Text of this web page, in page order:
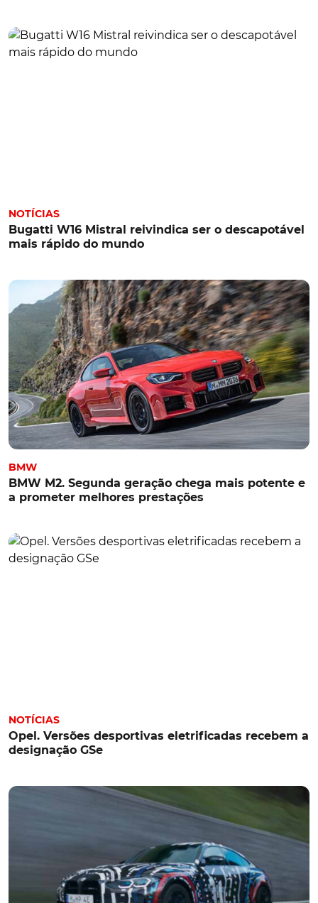
NOTÍCIAS
Bugatti W16 Mistral reivindica ser o descapotável
mais rápido do mundo
BMW
BMW M2. Segunda geração chega mais potente e
a prometer melhores prestações
NOTÍCIAS
Opel. Versões desportivas eletrificadas recebem a
designação GSe